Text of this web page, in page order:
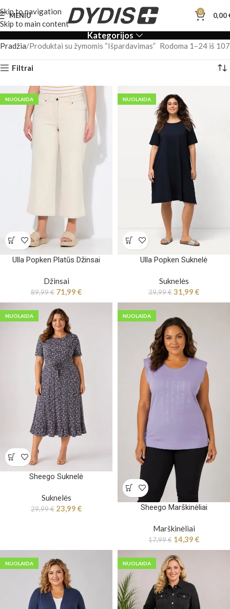
Skip to navigation
Skip to main content
MENIU 0 0,00
Kategorijos
Pradžia Produktai su žymomis “Išpardavimas” Rodoma 1–24 iš 107
Filtrai
NUOLAIDA
Ulla Popken Platūs Džinsai
Džinsai
89,99€ 71,99 €
NUOLAIDA
Ulla Popken Suknelė
Suknelės
39,99€ 31,99 €
NUOLAIDA
Sheego Suknelė
Suknelės
29,99€ 23,99 €
NUOLAIDA
Sheego Marškinėliai
Marškinėliai
17,99€ 14,39 €
NUOLAIDA NUOLAIDA